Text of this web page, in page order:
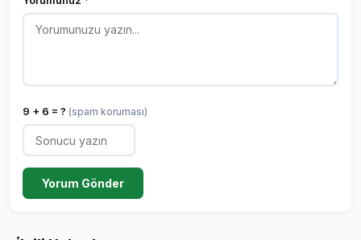
9 + 6 = ? (spam koruması)
Yorum Gönder